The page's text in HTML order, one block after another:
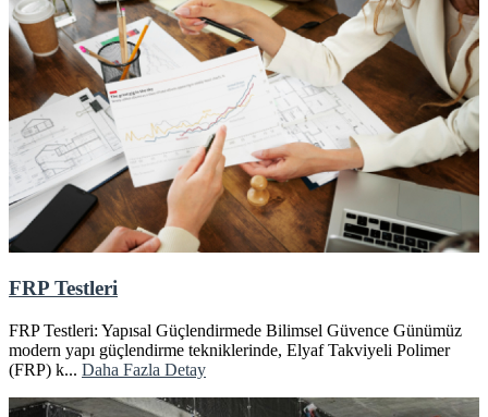
FRP Testleri
FRP Testleri: Yapısal Güçlendirmede Bilimsel Güvence Günümüz
modern yapı güçlendirme tekniklerinde, Elyaf Takviyeli Polimer
(FRP) k... Daha Fazla Detay